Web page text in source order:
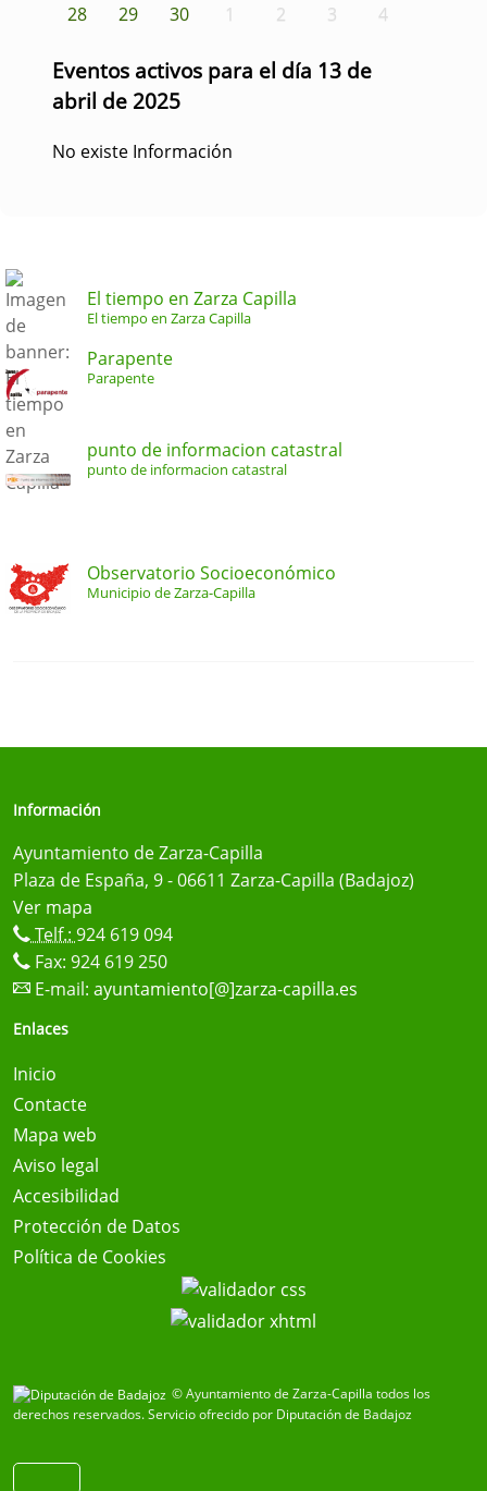
28
29 30 1 2 3 4
Eventos activos para el día 13 de
abril de 2025
No existe Información
El tiempo en Zarza Capilla
El tiempo en Zarza Capilla
Parapente
Parapente
punto de informacion catastral
punto de informacion catastral
Observatorio Socioeconómico
Municipio de Zarza-Capilla
Información
Ayuntamiento de Zarza-Capilla
Plaza de España, 9 - 06611 Zarza-Capilla (Badajoz)
Ver mapa
Telf.: 924 619 094
Fax: 924 619 250
E-mail: ayuntamiento[@]zarza-capilla.es
Enlaces
Inicio
Contacte
Mapa web
Aviso legal
Accesibilidad
Protección de Datos
Política de Cookies
© Ayuntamiento de Zarza-Capilla todos los
derechos reservados.Servicio ofrecido por Diputación de Badajoz